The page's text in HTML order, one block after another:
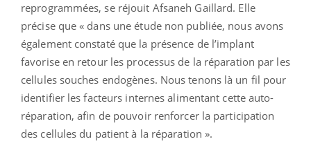
reprogrammées, se réjouit Afsaneh Gaillard. Elle
précise que « dans une étude non publiée, nous avons
également constaté que la présence de l’implant
favorise en retour les processus de la réparation par les
cellules souches endogènes. Nous tenons là un fil pour
identifier les facteurs internes alimentant cette auto-
réparation, afin de pouvoir renforcer la participation
des cellules du patient à la réparation ».